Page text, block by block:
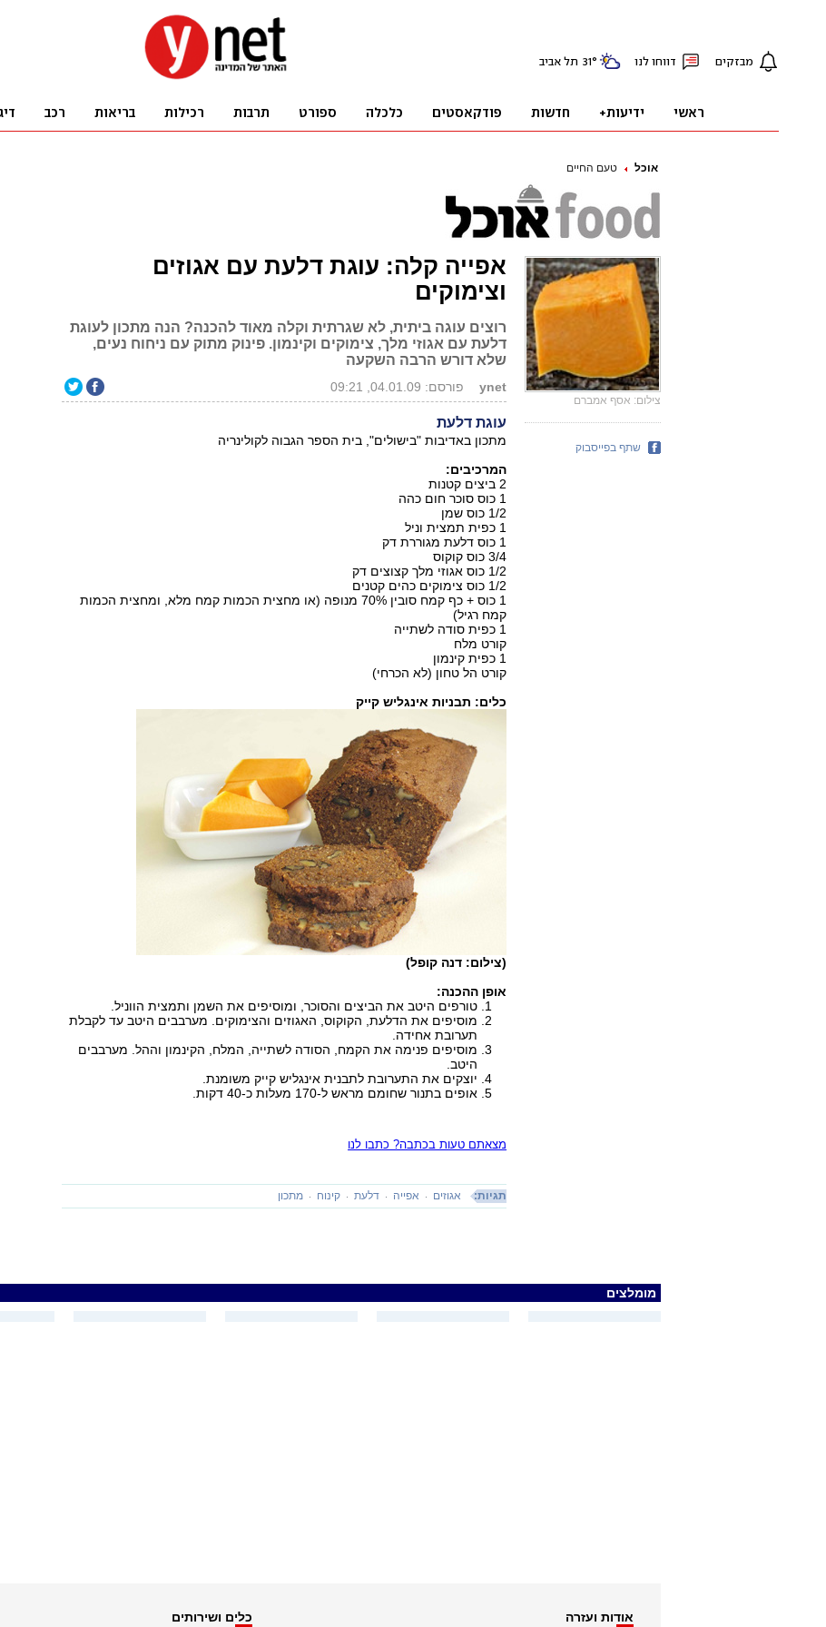
אוכל טעם החיים
אפייה קלה: עוגת דלעת עם אגוזים
וצימוקים
רוצים עוגה ביתית, לא שגרתית וקלה מאוד להכנה? הנה מתכון לעוגת
דלעת עם אגוזי מלך, צימוקים וקינמון. פינוק מתוק עם ניחוח נעים,
שלא דורש הרבה השקעה
ynet פורסם: 04.01.09, 09:21
עוגת דלעת
מתכון באדיבות "בישולים", בית הספר הגבוה לקולינריה
המרכיבים:
2 ביצים קטנות
1 כוס סוכר חום כהה
1/2 כוס שמן
1 כפית תמצית וניל
1 כוס דלעת מגוררת דק
3/4 כוס קוקוס
1/2 כוס אגוזי מלך קצוצים דק
1/2 כוס צימוקים כהים קטנים
1 כוס + כף קמח סובין 70% מנופה (או מחצית הכמות קמח מלא, ומחצית הכמות
קמח רגיל)
1 כפית סודה לשתייה
קורט מלח
1 כפית קינמון
קורט הל טחון (לא הכרחי)
כלים: תבניות אינגליש קייק
(צילום: דנה קופל)
אופן ההכנה:
טורפים היטב את הביצים והסוכר, ומוסיפים את השמן ותמצית הווניל.
מוסיפים את הדלעת, הקוקוס, האגוזים והצימוקים. מערבבים היטב עד לקבלת
תערובת אחידה.
מוסיפים פנימה את הקמח, הסודה לשתייה, המלח, הקינמון וההל. מערבבים
היטב.
יוצקים את התערובת לתבנית אינגליש קייק משומנת.
אופים בתנור שחומם מראש ל-170 מעלות כ-40 דקות.
מצאתם טעות בכתבה? כתבו לנו
תגיות: אגוזים אפייה דלעת קינוח מתכון
צילום: אסף אמברם
שתף בפייסבוק
מומלצים
אודות ועזרה כלים ושירותים